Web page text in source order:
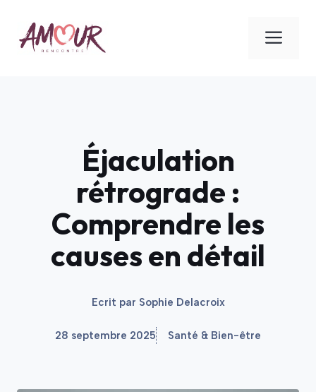
contenu
Éjaculation
rétrograde :
Comprendre les
causes en détail
Ecrit par Sophie Delacroix
28 septembre 2025 Santé & Bien-être